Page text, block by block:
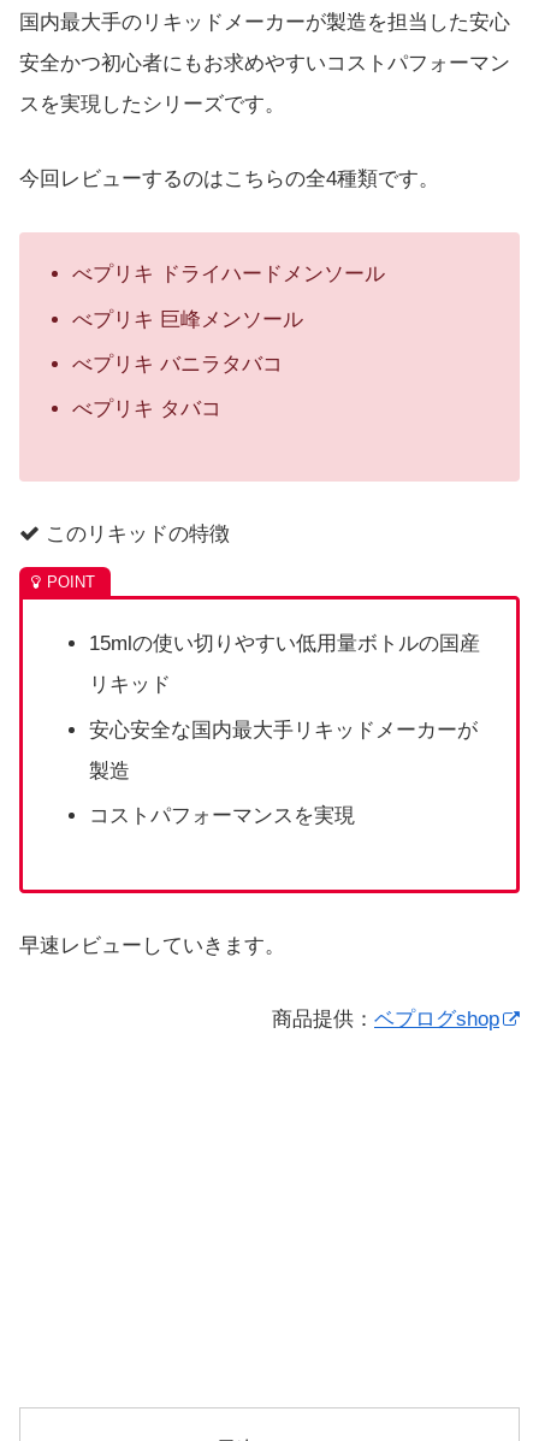
国内最大手のリキッドメーカーが製造を担当した安心
安全かつ初心者にもお求めやすいコストパフォーマン
スを実現したシリーズです。
今回レビューするのはこちらの全4種類です。
べプリキ ドライハードメンソール
べプリキ 巨峰メンソール
べプリキ バニラタバコ
べプリキ タバコ
このリキッドの特徴
15mlの使い切りやすい低用量ボトルの国産
リキッド
安心安全な国内最大手リキッドメーカーが
製造
コストパフォーマンスを実現
早速レビューしていきます。
商品提供： ベプログshop